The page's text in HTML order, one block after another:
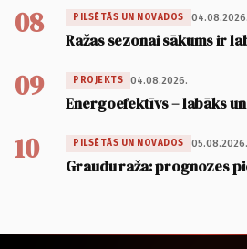
08 PILSĒTĀS UN NOVADOS 04.08.2026.
Ražas sezonai sākums ir
09 PROJEKTS 04.08.2026.
Energoefektīvs – labāks
10 PILSĒTĀS UN NOVADOS 05.08.2026.
Graudu raža: prognozes